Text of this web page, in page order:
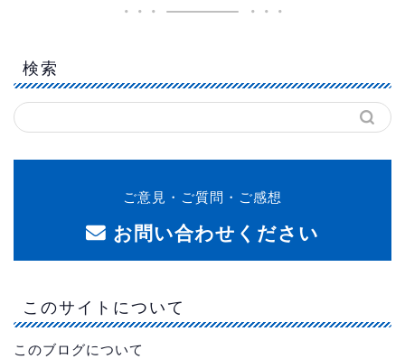
検索
ご意見・ご質問・ご感想
お問い合わせください
このサイトについて
このブログについて